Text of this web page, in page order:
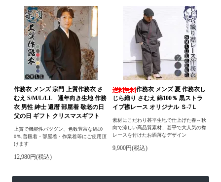
作務衣 メンズ 宗門-上質作務衣 さ
むえ S/M/L/LL 通年向き生地 作務
衣 男性 紳士 還暦 部屋着 敬老の日
父の日 ギフト クリスマスギフト
上質で機能性バツグン、色数豊富な綿10
0％,普段着・部屋着・作業着等にご使用頂
けます
12,980円(税込)
作務衣 メンズ 夏 作務衣し
じら織り さむえ 綿100％ 黒ストラ
イプ襟レース オリジナル Ｓ-7Ｌ
素材にこだわり甚平生地で仕上げた春～秋
向で涼しい高品質素材、甚平で大人気の襟
レースを付けたお洒落なデザイン
9,900円(税込)